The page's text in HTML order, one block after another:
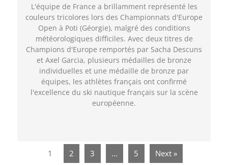
L'équipe de France a brillamment représenté les
couleurs tricolores lors des Championnats d'Europe
Open à Poti (Géorgie), malgré des conditions
météorologiques difficiles. Avec deux titres de
Champions d'Europe remportés par Sacha Descuns
et Axel Garcia, plusieurs médailles de bronze
individuelles et une médaille de bronze par
équipes, les athlètes français ont confirmé
l'excellence du ski nautique français sur la scène
européenne.
1 2 3 … 5 Next »